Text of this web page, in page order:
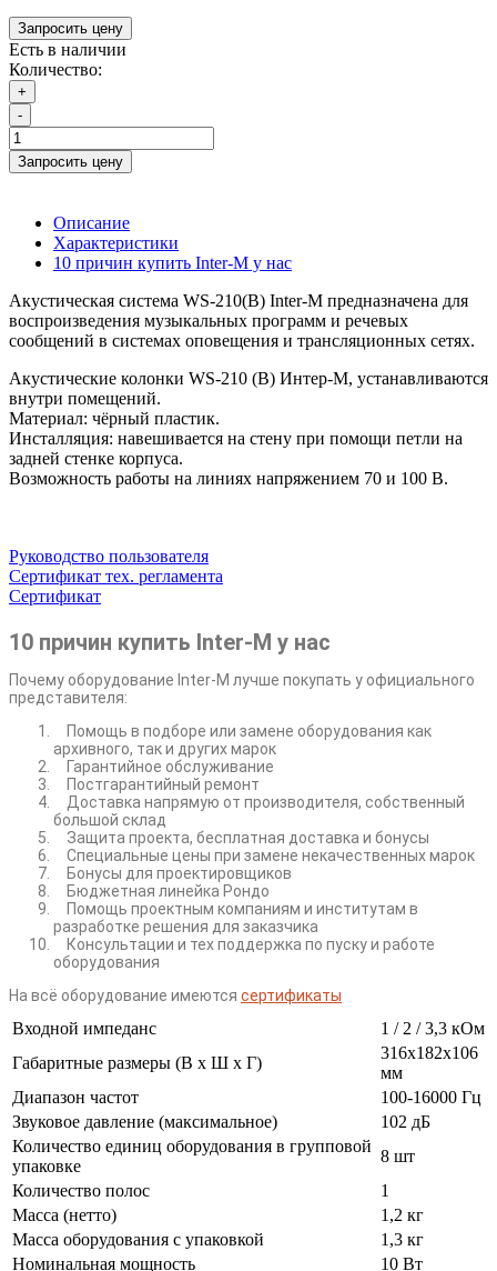
Запросить цену
Есть в наличии
Количество:
+
-
Запросить цену
Описание
Характеристики
10 причин купить Inter-M у нас
Акустическая система WS-210(B) Inter-M предназначена для
воспроизведения музыкальных программ и речевых
сообщений в системах оповещения и трансляционных сетях.
Акустические колонки WS-210 (B) Интер-М, устанавливаются
внутри помещений.
Материал: чёрный пластик.
Инсталляция: навешивается на стену при помощи петли на
задней стенке корпуса.
Возможность работы на линиях напряжением 70 и 100 В.
Руководство пользователя
Сертификат тех. регламента
Сертификат
10 причин купить Inter-M у нас
Почему оборудование Inter-M лучше покупать у официального
представителя:
Помощь в подборе или замене оборудования как
архивного, так и других марок
Гарантийное обслуживание
Постгарантийный ремонт
Доставка напрямую от производителя, собственный
большой склад
Защита проекта, бесплатная доставка и бонусы
Специальные цены при замене некачественных марок
Бонусы для проектировщиков
Бюджетная линейка Рондо
Помощь проектным компаниям и институтам в
разработке решения для заказчика
Консультации и тех поддержка по пуску и работе
оборудования
На всё оборудование имеются сертификаты
Входной импеданс
1 / 2 / 3,3 кОм
Габаритные размеры (В х Ш х Г)
316x182x106
мм
Диапазон частот
100-16000 Гц
Звуковое давление (максимальное)
102 дБ
Количество единиц оборудования в групповой
упаковке
8 шт
Количество полос
1
Масса (нетто)
1,2 кг
Масса оборудования с упаковкой
1,3 кг
Номинальная мощность
10 Вт